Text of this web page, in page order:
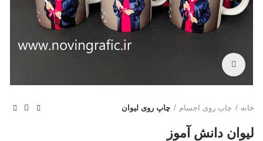
خانه چاپ روی اجسام چاپ روی لیوان
لیوان دانش آموز